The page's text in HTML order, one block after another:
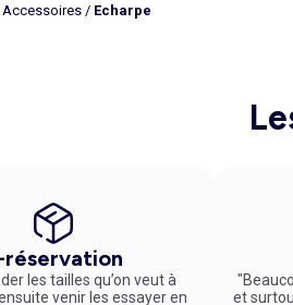
à porter, le chèche et le foulard
Accessoires / Echarpe
réservation
les tailles qu’on veut à
venir les essayer en
et